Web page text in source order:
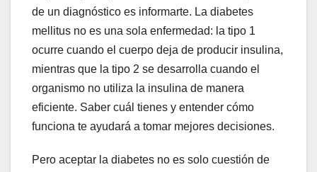
de un diagnóstico es informarte. La diabetes
mellitus no es una sola enfermedad: la tipo 1
ocurre cuando el cuerpo deja de producir insulina,
mientras que la tipo 2 se desarrolla cuando el
organismo no utiliza la insulina de manera
eficiente. Saber cuál tienes y entender cómo
funciona te ayudará a tomar mejores decisiones.
Pero aceptar la diabetes no es solo cuestión de